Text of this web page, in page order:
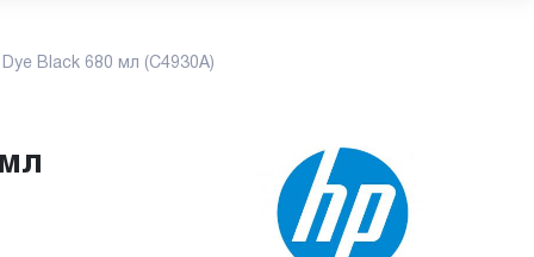
Black 680 мл (C4930A)